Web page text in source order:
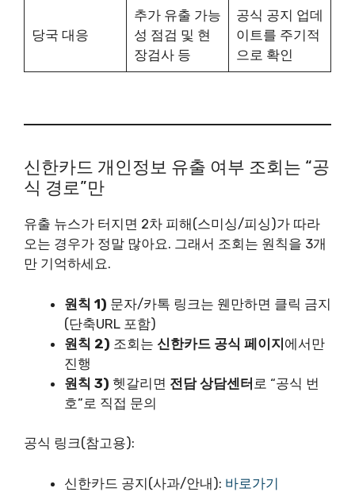
당국 대응
추가 유출 가능
성 점검 및 현
장검사 등
공식 공지 업데
이트를 주기적
으로 확인
신한카드 개인정보 유출 여부 조회는 “공
식 경로”만
유출 뉴스가 터지면 2차 피해(스미싱/피싱)가 따라
오는 경우가 정말 많아요. 그래서 조회는 원칙을 3개
만 기억하세요.
원칙 1) 문자/카톡 링크는 웬만하면 클릭 금지
(단축URL 포함)
원칙 2) 조회는 신한카드 공식 페이지에서만
진행
원칙 3) 헷갈리면 전담 상담센터 로 “공식 번
호”로 직접 문의
공식 링크(참고용):
신한카드 공지(사과/안내): 바로가기